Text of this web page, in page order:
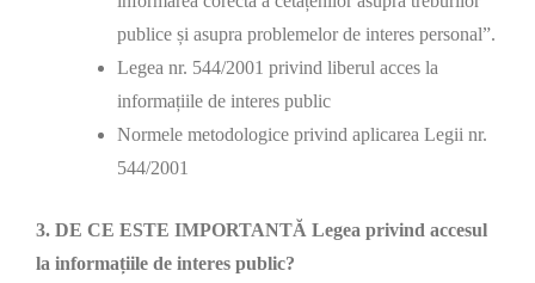
publice și asupra problemelor de interes personal”.
Legea nr. 544/2001 privind liberul acces la
informațiile de interes public
Normele metodologice privind aplicarea Legii nr.
544/2001
3. DE CE ESTE IMPORTANTĂ Legea privind accesul
la informațiile de interes public?